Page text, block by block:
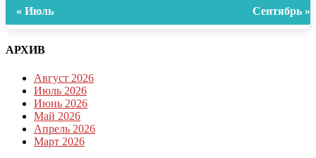
« Июль Сентябрь »
АРХИВ
Август 2026
Июль 2026
Июнь 2026
Май 2026
Апрель 2026
Март 2026